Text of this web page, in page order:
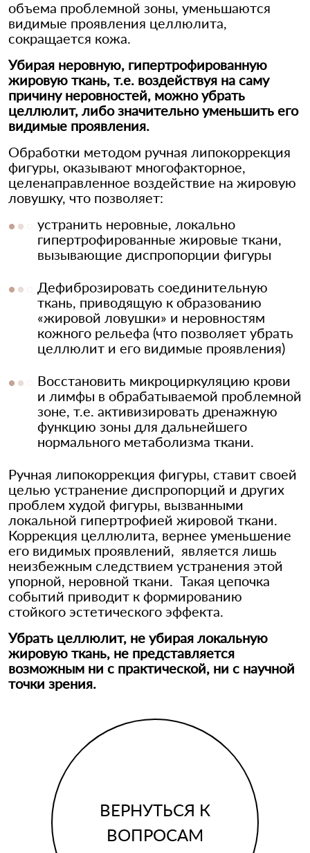
объема проблемной зоны, уменьшаются
видимые проявления целлюлита,
сокращается кожа.
Убирая неровную, гипертрофированную
жировую ткань, т.е. воздействуя на саму
причину неровностей, можно убрать
целлюлит, либо значительно уменьшить его
видимые проявления.
Обработки методом ручная липокоррекция
фигуры, оказывают многофакторное,
целенаправленное воздействие на жировую
ловушку, что позволяет:
устранить неровные, локально
гипертрофированные жировые ткани,
вызывающие диспропорции фигуры
Дефиброзировать соединительную
ткань, приводящую к образованию
«жировой ловушки» и неровностям
кожного рельефа (что позволяет убрать
целлюлит и его видимые проявления)
Восстановить микроциркуляцию крови
и лимфы в обрабатываемой проблемной
зоне, т.е. активизировать дренажную
функцию зоны для дальнейшего
нормального метаболизма ткани.
Ручная липокоррекция фигуры, ставит своей
целью устранение диспропорций и других
проблем худой фигуры, вызванными
локальной гипертрофией жировой ткани.
Коррекция целлюлита, вернее уменьшение
его видимых проявлений, является лишь
неизбежным следствием устранения этой
упорной, неровной ткани. Такая цепочка
событий приводит к формированию
стойкого эстетического эффекта.
Убрать целлюлит, не убирая локальную
жировую ткань, не представляется
возможным ни с практической, ни с научной
точки зрения.
ВЕРНУТЬСЯ К
ВОПРОСАМ